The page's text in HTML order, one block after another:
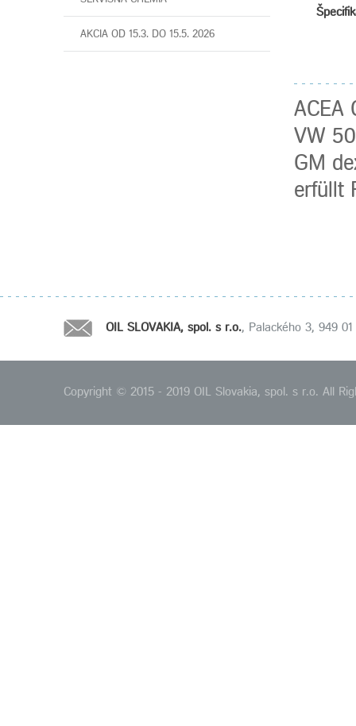
AKCIA OD 15.3. DO 15.5. 2026
ACEA
VW
GM
erfüllt
OIL SLOVAKIA, spol. s r.o., Palackého 3, 949
Copyright © 2015 - 2019 OIL Slovakia, spol. s r.o. All